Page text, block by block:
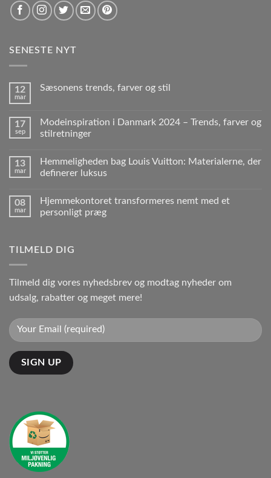
SENESTE NYT
12
mar
Sæsonens trends, farver og stil
17
sep
Modeinspiration i Danmark 2024 – Trends, farver og
stilretninger
13
mar
Hemmeligheden bag Louis Vuitton: Materialerne, der
definerer luksus
08
mar
Hjemmekontoret transformeres nemt med et
personligt præg
TILMELD DIG
Tilmeld dig vores nyhedsbrev og modtag nyheder om
udsalg, rabatter og meget mere!